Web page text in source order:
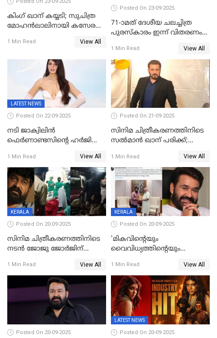
കിംഗ് ഖാന് കയ്യടി; സുചിത്ര
മോഹൻലാലിനായി കസേര
ഖാൻ
1 Min Read View All
Posted On 23-09-2025
71-ാമത് ദേശീയ ചലച്ചിത്ര
പുരസ്‌കാരം ഇന്ന് വിതരണം
1 Min Read View All
LATEST NEWS
Posted On 22-09-2025
നടി ജാക്വിലിന്‍
ഫെര്‍ണാണ്ടസിന്റെ ഹര്‍ജി
1 Min Read View All
Posted On 21-09-2025
സിനിമ ചിത്രീകരണത്തിനിടെ
സൽമാൻ ഖാന് പരിക്ക്;
മുംബൈയിലേക്ക് മടങ്ങി
1 Min Read View All
KERALA
Posted On 20-09-2025
സിനിമ ചിത്രീകരണത്തിനിടെ
നടൻ ജോജു ജോർജിന്
പറമ്പോലും ഈ സമയം
ജീപ്പിൽ
1 Min Read View All
KERALA
Posted On 20-09-2025
'മികവിന്റെയും
വൈവിധ്യത്തിന്റെയും
അഭിനന്ദിച്ച് പ്രധാനമന്ത്രി
1 Min Read View All
Posted On 20-09-2025
LATEST NEWS
Posted On 20-09-2025